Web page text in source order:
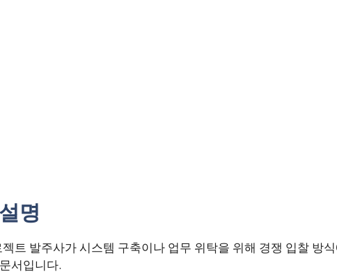
명
트 발주사가 시스템 구축이나 업무 위탁을 위해 경쟁 입찰 방
서입니다.